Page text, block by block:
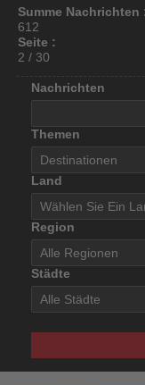
Summe Nachrichten
612
Seite :
2 / 30
Nachrichten
Themen
Land
Region
Städte